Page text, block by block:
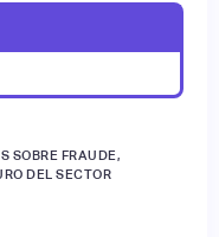
SOBRE FRAUDE,
DEL SECTOR